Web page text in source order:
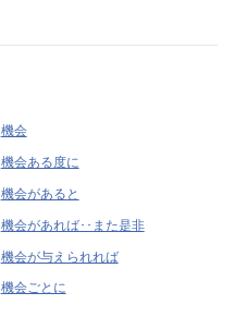
機会
機会ある度に
機会があると
機会があれば･･また是非
機会が与えられれば
機会ごとに